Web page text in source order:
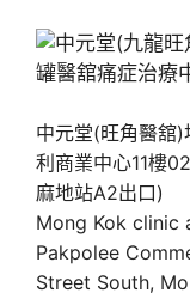
中元堂(旺角醫舘)
利商業中心11樓
麻地站A2出口)
Mong Kok clinic
Pakpolee
Street South,